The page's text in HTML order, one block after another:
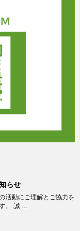
らせ
活動にご理解とご協力を
。 誠 ...